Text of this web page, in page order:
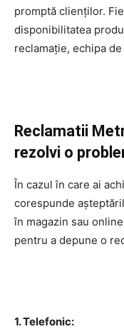
promptă clienților.
disponibilitatea
reclamație, echipa
Reclamatii
rezolvi o
În cazul în care ai
corespunde
în magazin sau
pentru a depune o
1. Telefonic: